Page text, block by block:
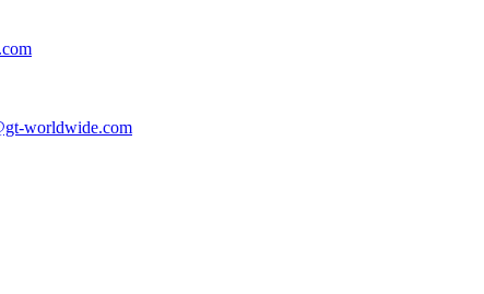
worldwide.com